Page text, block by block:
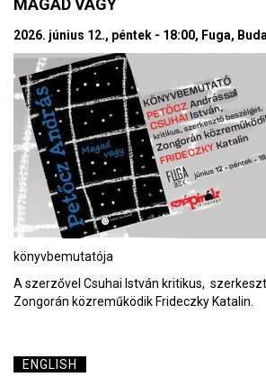
MAGAD VAGY
2026. június 12., péntek - 18:00, Fuga,
könyvbemutatója
A szerzővel Csuhai István kritikus,
Zongorán közreműködik Frideczky Katalin.
ENGLISH